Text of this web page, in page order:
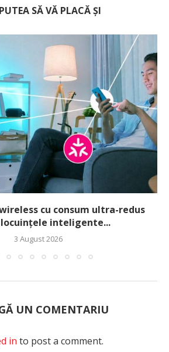
SĂ VĂ PLACĂ ȘI
cu consum ultra-redus
inteligente...
3 August 2026
UN COMENTARIU
in to post a comment.